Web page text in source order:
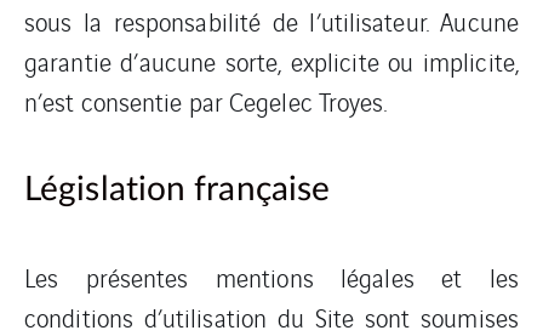
sous la responsabilité de l’utilisateur. Aucune
garantie d’aucune sorte, explicite ou implicite,
n’est consentie par Cegelec Troyes.
Législation française
Les présentes mentions légales et les
conditions d’utilisation du Site sont soumises